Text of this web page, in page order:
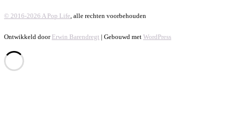
© 2016-2026 A Pop Life, alle rechten voorbehouden
Ontwikkeld door Erwin Barendregt | Gebouwd met WordPress